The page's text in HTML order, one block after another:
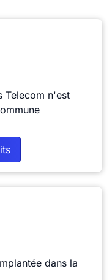
Telecom n'est
dans la